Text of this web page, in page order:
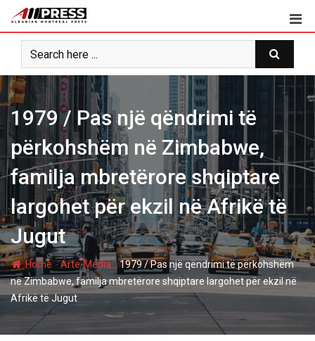
content
1979 / Pas një qëndrimi të
përkohshëm në Zimbabwe,
familja mbretërore shqiptare
largohet për ekzil në Afrikë të
Jugut
Home -Arte-Media-1979 / Pas një qëndrimi të përkohshëm
në Zimbabwe, familja mbretërore shqiptare largohet për ekzil në
Afrikë të Jugut